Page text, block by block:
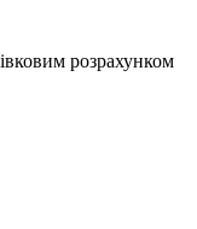
розрахунком